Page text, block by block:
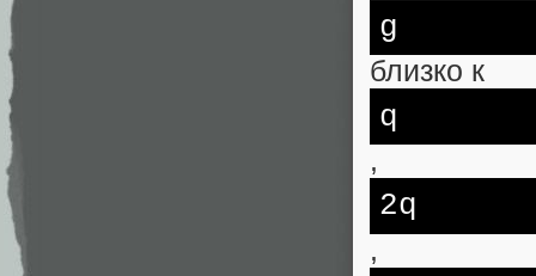
g
близко к
q
,
2q
,